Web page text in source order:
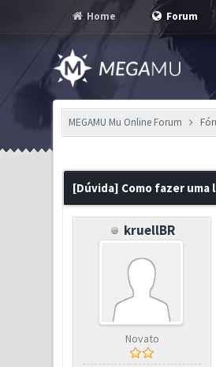
Home Forum
MEGAMU Mu Online Forum
[Dúvida] Como fazer uma
kruellBR
Novato